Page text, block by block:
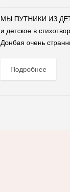
МЫ ПУТНИКИ ИЗ
и детское в
Донбая очень
Подробнее